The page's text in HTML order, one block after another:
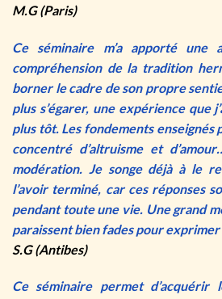
M.G (Paris)
Ce séminaire m’a apporté une
compréhension de la tradition
borner le cadre de son propre
plus s’égarer, une expérience que
plus tôt. Les fondements enseignés
concentré d’altruisme et
modération. Je songe déjà à le
l’avoir terminé, car ces réponses
pendant toute une vie. Une grand
paraissent bien fades pour
S.G (Antibes)
Ce séminaire permet d’acquérir